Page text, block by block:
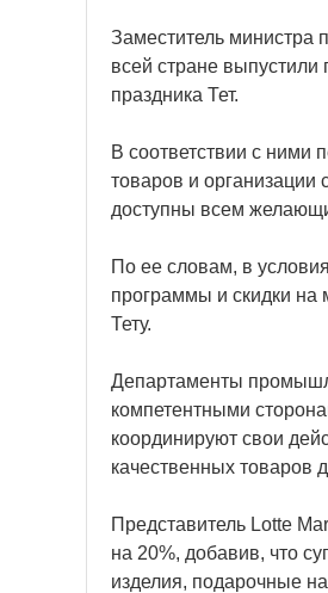
Заместитель министра
всей стране
праздника Тет.
В соответствии с ними
товаров и организации
доступны всем
По ее словам, в
программы и скидки на
Тету.
Департаменты
компетентными
координируют свои
качественных товаров
Представитель Lotte
на 20%, добавив, что
изделия, подарочные